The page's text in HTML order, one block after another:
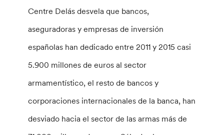
Centre Delás desvela que bancos,
aseguradoras y empresas de inversión
españolas han dedicado entre 2011 y 2015 casi
5.900 millones de euros al sector
armamentístico, el resto de bancos y
corporaciones internacionales de la banca, han
desviado hacia el sector de las armas más de